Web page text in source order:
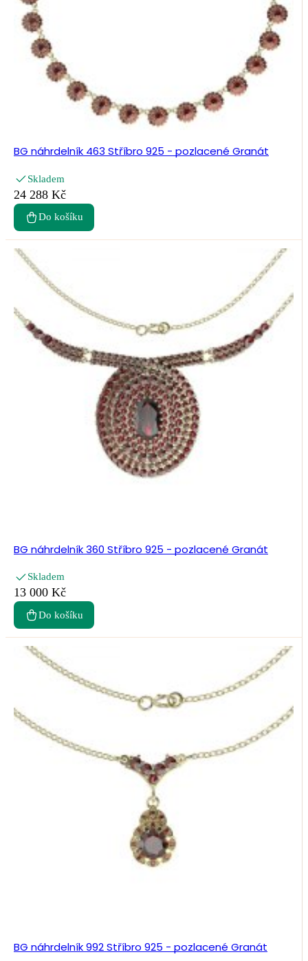
BG náhrdelník 463 Stříbro 925 - pozlacené Granát
Skladem
24 288 Kč
Do košíku
BG náhrdelník 360 Stříbro 925 - pozlacené Granát
Skladem
13 000 Kč
Do košíku
BG náhrdelník 992 Stříbro 925 - pozlacené Granát